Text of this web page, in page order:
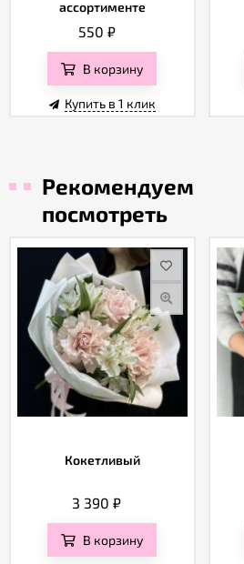
ассортименте
550 ₽
В корзину
Купить в 1 клик
Рекомендуем
посмотреть
Кокетливый
3 390₽
В корзину